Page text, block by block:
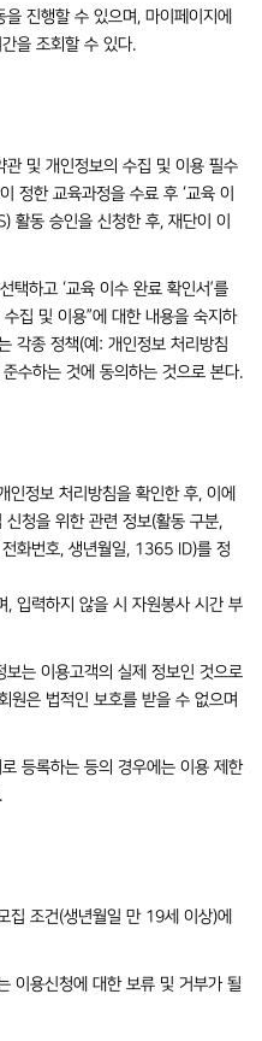
진행할 수 있으며, 마이페이지에
을 조회할 수 있다.
및 개인정보의 수집 및 이용 필수
정한 교육과정을 수료 후 ‘교육 이
활동 승인을 신청한 후, 재단이 이
택하고 ‘교육 이수 완료 확인서’를
집 및 이용”에 대한 내용을 숙지하
각종 정책(예: 개인정보 처리방침
수하는 것에 동의하는 것으로 본다.
정보 처리방침을 확인한 후, 이에
청을 위한 관련 정보(활동 구분,
화번호, 생년월일, 1365 ID)를 정
입력하지 않을 시 자원봉사 시간 부
는 이용고객의 실제 정보인 것으로
원은 법적인 보호를 받을 수 없으며
등록하는 등의 경우에는 이용 제한
집 조건(생년월일 만 19세 이상)에
이용신청에 대한 보류 및 거부가 될